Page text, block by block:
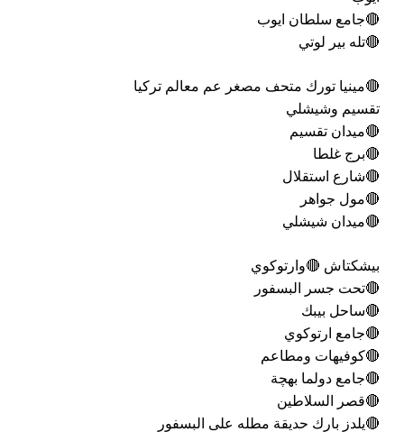
🔴جامع سلطان ايوب
🔴تله بير لوتي
🔴مينيا تورك متحف مصغر عم معالم تركيا
تقسيم وشيشلي
🔴ميدان تقسيم
🔴برج غلطا
🔴شارع استقلال
🔴مول جواهر
🔴ميدان شيشلي
بيشكتاش 🔴وارتوكوي
🔴تحت جسر البسفور
🔴ساحل بيبك
🔴جامع ارتوكوي
🔴كوفيهات ومطاعم
🔴جامع دولما بهچة
🔴قصر السلاطين
🔴يلدز بارك حديقة مطله على البسفور